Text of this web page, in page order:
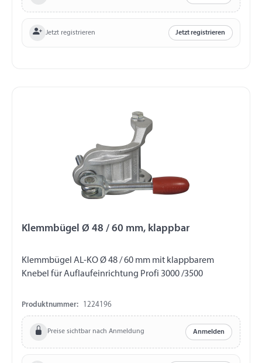
Jetzt registrieren Jetzt registrieren
Klemmbügel Ø 48 / 60 mm, klappbar
Klemmbügel AL-KO Ø 48 / 60 mm mit klappbarem
Knebel für Auflaufeinrichtung Profi 3000 /3500
Produktnummer: 1224196
Preise sichtbar nach Anmeldung Anmelden